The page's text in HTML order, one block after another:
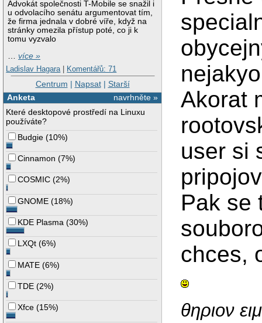
Advokát společnosti T-Mobile se snažil i
u odvolacího senátu argumentovat tím,
že firma jednala v dobré víře, když na
stránky omezila přístup poté, co ji k
tomu vyzvalo
…více »
Ladislav Hagara | Komentářů: 71
Centrum | Napsat| Starší
navrhněte »
Anketa
Které desktopové prostředí na Linuxu
používáte?
Budgie (10%)
Cinnamon (7%)
COSMIC (2%)
GNOME (18%)
KDE Plasma (30%)
LXQt (6%)
MATE (6%)
TDE (2%)
Xfce (15%)
Akorat
user si
Pak se
chces,
θηριον